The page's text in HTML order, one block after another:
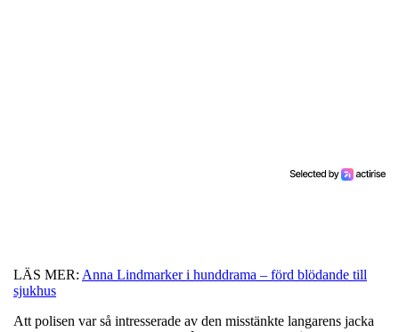
LÄS MER: Anna Lindmarker i hunddrama – förd blödande till
sjukhus
Att polisen var så intresserade av den misstänkte langarens jacka